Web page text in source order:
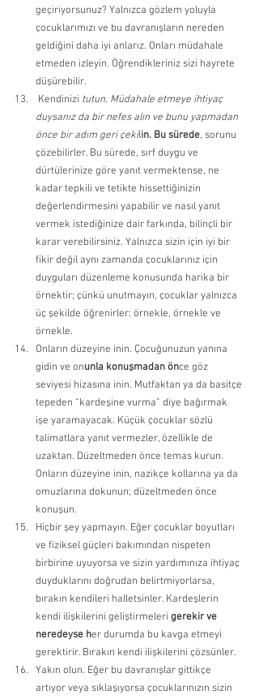
geçiriyorsunuz? Yalnızca gözlem yoluyla
çocuklarımızı ve bu davranışların nereden
geldiğini daha iyi anlarız. Onları müdahale
etmeden izleyin. Öğrendikleriniz sizi hayrete
düşürebilir.
Kendinizi tutun. Müdahale etmeye ihtiyaç
duysanız da bir nefes alın ve bunu yapmadan
önce bir adım geri çekilin. Bu sürede, sorunu
çözebilirler. Bu sürede, sırf duygu ve
dürtülerinize göre yanıt vermektense, ne
kadar tepkili ve tetikte hissettiğinizin
değerlendirmesini yapabilir ve nasıl yanıt
vermek istediğinize dair farkında, bilinçli bir
karar verebilirsiniz. Yalnızca sizin için iyi bir
fikir değil aynı zamanda çocuklarınız için
duyguları düzenleme konusunda harika bir
örnektir; çünkü unutmayın, çocuklar yalnızca
üç şekilde öğrenirler: örnekle, örnekle ve
örnekle.
Onların düzeyine inin. Çocuğunuzun yanına
gidin ve onunla konuşmadan önce göz
seviyesi hizasına inin. Mutfaktan ya da basitçe
tepeden “kardeşine vurma” diye bağırmak
işe yaramayacak. Küçük çocuklar sözlü
talimatlara yanıt vermezler, özellikle de
uzaktan. Düzeltmeden önce temas kurun.
Onların düzeyine inin, nazikçe kollarına ya da
omuzlarına dokunun; düzeltmeden önce
konuşun.
Hiçbir şey yapmayın. Eğer çocuklar boyutları
ve fiziksel güçleri bakımından nispeten
birbirine uyuyorsa ve sizin yardımınıza ihtiyaç
duyduklarını doğrudan belirtmiyorlarsa,
bırakın kendileri halletsinler. Kardeşlerin
kendi ilişkilerini geliştirmeleri gerekir ve
neredeyse her durumda bu kavga etmeyi
gerektirir. Bırakın kendi ilişkilerini çözsünler.
Yakın olun. Eğer bu davranışlar gittikçe
artıyor veya sıklaşıyorsa çocuklarınızın sizin